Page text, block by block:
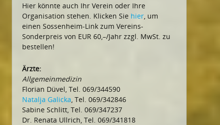
Hier könnte auch Ihr Verein oder Ihre
Organisation stehen. Klicken Sie hier , um
einen Sossenheim-Link zum Vereins-
Sonderpreis von EUR 60,–/Jahr zzgl. MwSt. zu
bestellen!
Ärzte:
Allgemeinmedizin
Florian Düvel, Tel. 069/344590
Natalja Galicka , Tel. 069/342846
Sabine Schlitt, Tel. 069/347237
Dr. Renata Ullrich, Tel. 069/341818